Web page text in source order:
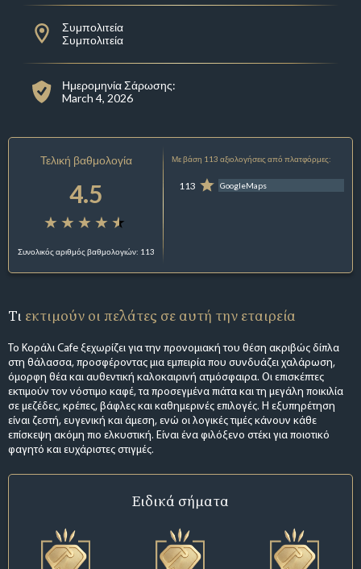
Συμπολιτεία
Συμπολιτεία
Ημερομηνία Σάρωσης:
March 4, 2026
Τελική βαθμολογία
4.5
Συνολικός αριθμός βαθμολογιών: 113
Με βάση 113 αξιολογήσεις από πλατφόρμες:
113 GoogleMaps
Τι εκτιμούν οι πελάτες σε αυτή την εταιρεία
Το Κοράλι Cafe ξεχωρίζει για την προνομιακή του θέση ακριβώς δίπλα
στη θάλασσα, προσφέροντας μια εμπειρία που συνδυάζει χαλάρωση,
όμορφη θέα και αυθεντική καλοκαιρινή ατμόσφαιρα. Οι επισκέπτες
εκτιμούν τον νόστιμο καφέ, τα προσεγμένα πιάτα και τη μεγάλη ποικιλία
σε μεζέδες, κρέπες, βάφλες και καθημερινές επιλογές. Η εξυπηρέτηση
είναι ζεστή, ευγενική και άμεση, ενώ οι λογικές τιμές κάνουν κάθε
επίσκεψη ακόμη πιο ελκυστική. Είναι ένα φιλόξενο στέκι για ποιοτικό
φαγητό και ευχάριστες στιγμές.
Ειδικά σήματα